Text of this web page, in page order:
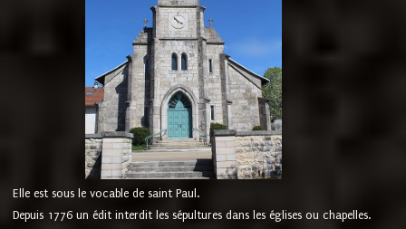
Elle est sous le vocable de saint Paul.
Depuis 1776 un édit interdit les sépultures dans les églises ou chapelles.